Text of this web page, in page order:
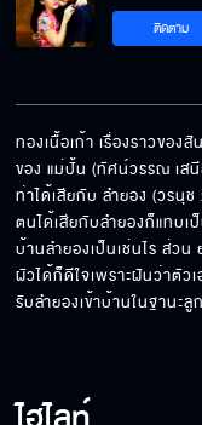
ติดตาม
ทองเนื้อเก้า เรื่องราวขอ
ของ แม่ปั้น (ทัศน์วรรณ เส
ท่าได้เสียกับ ลำยอง (วรนุ
ตนได้เสียกับลำยองก็แทบ
บ้านลำยองเป็นเช่นไร ส่ว
ผัวได้ก็ดีใจเพราะฝันว่าตัว
รับลำยองเข้าบ้านในฐานะลู